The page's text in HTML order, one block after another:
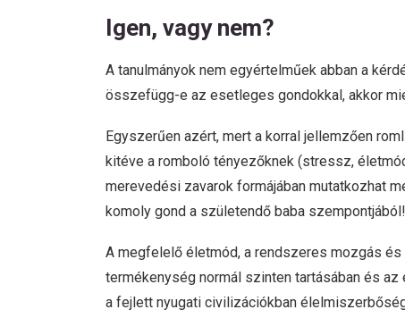
Igen, vagy nem?
A tanulmányok nem egyértelműek abban a
összefügg-e az esetleges gondokkal, akkor
Egyszerűen azért, mert a korral jellemzően
kitéve a romboló tényezőknek (stressz,
merevedési zavarok formájában mutatkozhat
komoly gond a születendő baba szempontjából!
A megfelelő életmód, a rendszeres mozgás
termékenység normál szinten tartásában és
a fejlett nyugati civilizációkban